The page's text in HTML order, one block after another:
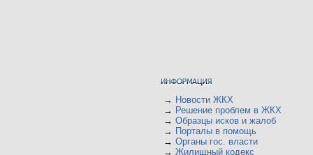
→ Новости ЖКХ
→ Решение проблем в ЖКХ
→ Образцы исков и жалоб
→ Порталы в помощь
→ Органы гос. власти
→ Жилищный кодекс